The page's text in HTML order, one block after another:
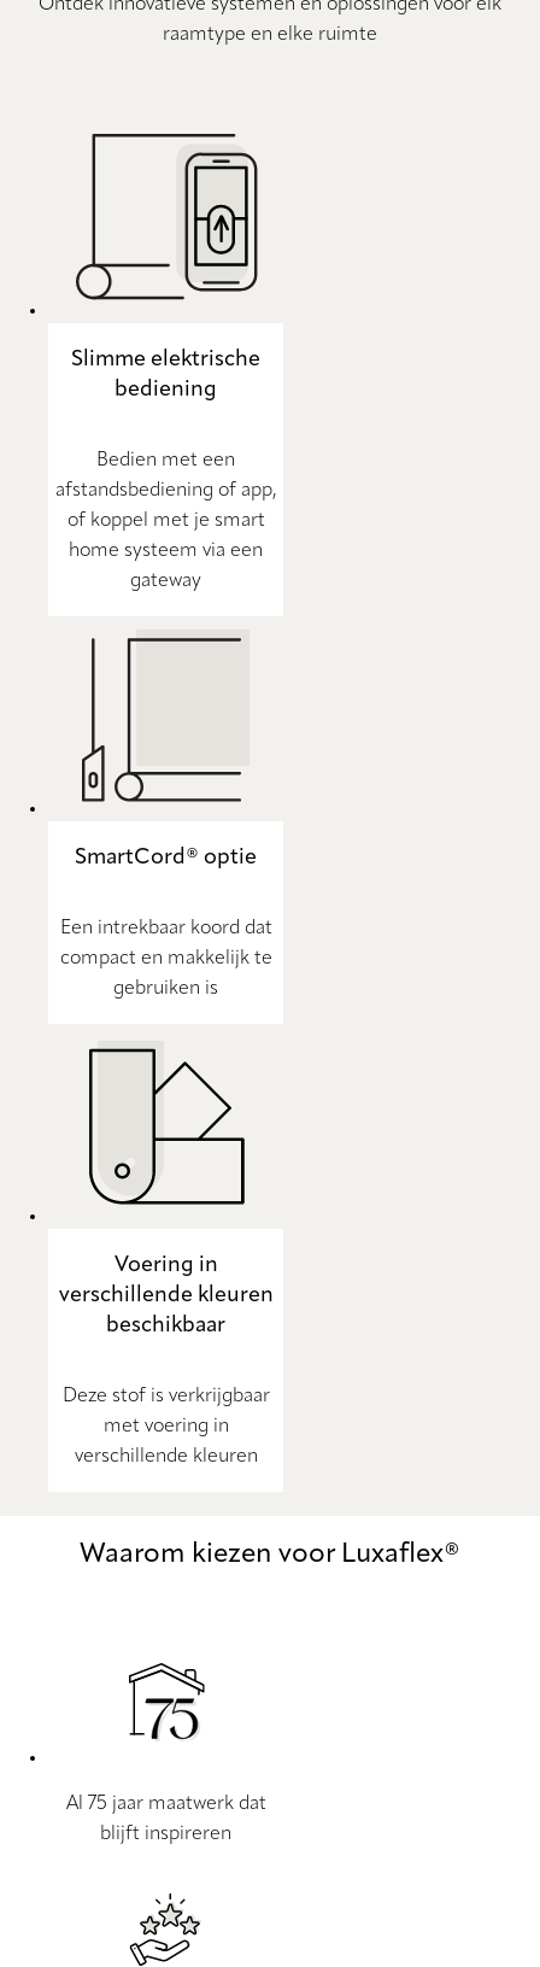
Ontdek innovatieve systemen en oplossingen voor elk
raamtype en elke ruimte
Slimme elektrische
bediening
Bedien met een
afstandsbediening of app,
of koppel met je smart
home systeem via een
gateway
SmartCord® optie
Een intrekbaar koord dat
compact en makkelijk te
gebruiken is
Voering in
verschillende kleuren
beschikbaar
Deze stof is verkrijgbaar
met voering in
verschillende kleuren
Waarom kiezen voor Luxaflex®
Al 75 jaar maatwerk dat
blijft inspireren